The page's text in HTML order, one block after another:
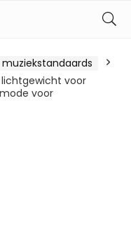
voor
voor